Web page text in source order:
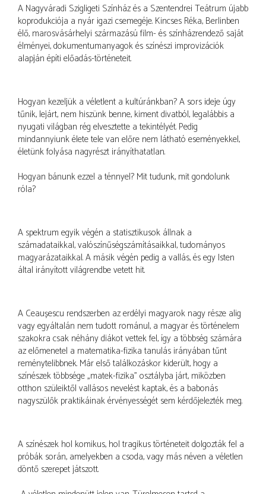
A Nagyváradi Szigligeti Színház és a Szentendrei Teátrum újabb
koprodukciója a nyár igazi csemegéje. Kincses Réka, Berlinben
élő, marosvásárhelyi származású film- és színházrendező saját
élményei, dokumentumanyagok és színészi improvizációk
alapján építi előadás-történeteit.
Hogyan kezeljük a véletlent a kultúránkban? A sors ideje úgy
tűnik, lejárt, nem hiszünk benne, kiment divatból, legalábbis a
nyugati világban rég elvesztette a tekintélyét. Pedig
mindannyiunk élete tele van előre nem látható eseményekkel,
életünk folyása nagyrészt irányíthatatlan.
Hogyan bánunk ezzel a ténnyel? Mit tudunk, mit gondolunk
róla?
A spektrum egyik végén a statisztikusok állnak a
számadataikkal, valószínűségszámításaikkal, tudományos
magyarázataikkal. A másik végén pedig a vallás, és egy Isten
által irányított világrendbe vetett hit.
A Ceaușescu rendszerben az erdélyi magyarok nagy része alig
vagy egyáltalán nem tudott románul, a magyar és történelem
szakokra csak néhány diákot vettek fel, így a többség számára
az előmenetel a matematika-fizika tanulás irányában tűnt
reménytelibbnek. Már első találkozáskor kiderült, hogy a
színészek többsége „matek-fizika” osztályba járt, miközben
otthon szüleiktől vallásos nevelést kaptak, és a babonás
nagyszülők praktikáinak érvényességét sem kérdőjelezték meg.
A színészek hol komikus, hol tragikus történeteit dolgozták fel a
próbák során, amelyekben a csoda, vagy más néven a véletlen
döntő szerepet játszott.